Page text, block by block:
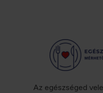
Az egészséged